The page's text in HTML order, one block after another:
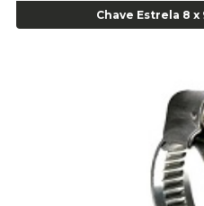
Alicate de Corte Diagonal - cod
Alicate para Anéis Externos Bico
Alicate para Anéis Externos com
Alicate para Anéis Internos Bico
Alicate para Anéis Tipo Trava
Alicate para Balanceamento -
Chave Estrela 8 x